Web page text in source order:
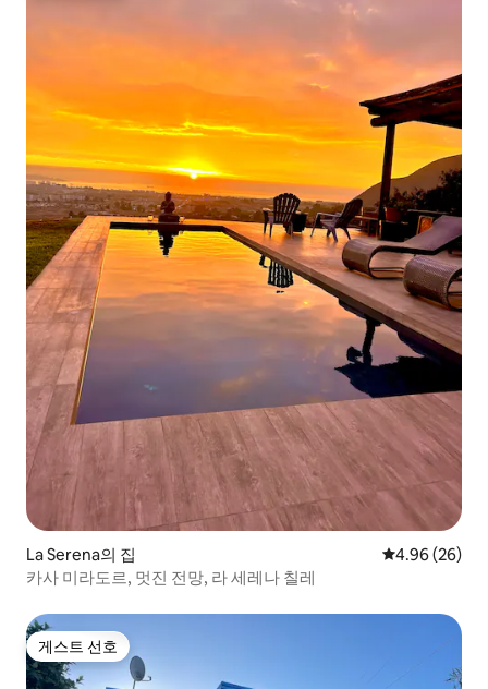
La Serena의 집 평점 4.96점(5
4.96 (26)
카사 미라도르, 멋진 전망, 라 세레나 칠레
게스트 선호
게스트 선호